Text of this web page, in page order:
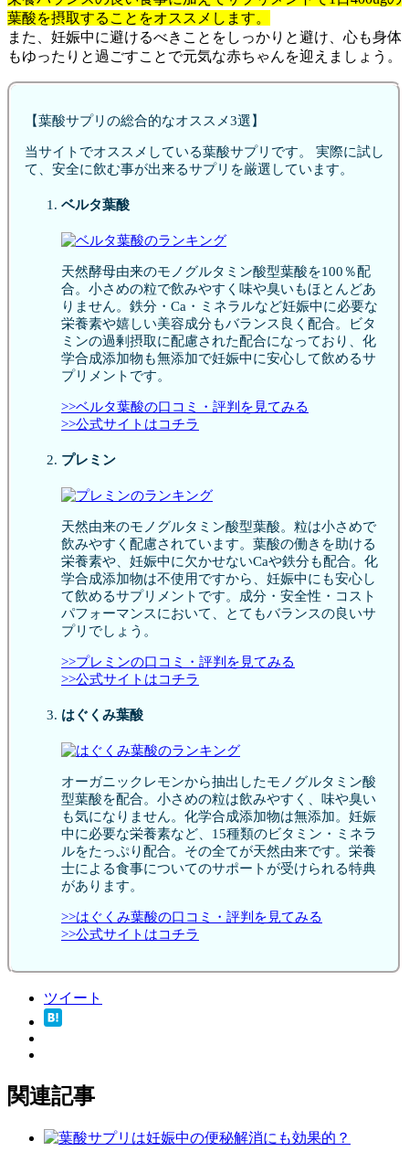
葉酸を摂取することをオススメします。
また、妊娠中に避けるべきことをしっかりと避け、心も身体
もゆったりと過ごすことで元気な赤ちゃんを迎えましょう。
【葉酸サプリの総合的なオススメ3選】
当サイトでオススメしている葉酸サプリです。 実際に試し
て、安全に飲む事が出来るサプリを厳選しています。
ベルタ葉酸
天然酵母由来のモノグルタミン酸型葉酸を100％配
合。小さめの粒で飲みやすく味や臭いもほとんどあ
りません。鉄分・Ca・ミネラルなど妊娠中に必要な
栄養素や嬉しい美容成分もバランス良く配合。ビタ
ミンの過剰摂取に配慮された配合になっており、化
学合成添加物も無添加で妊娠中に安心して飲めるサ
プリメントです。
>>ベルタ葉酸の口コミ・評判を見てみる
>>公式サイトはコチラ
プレミン
天然由来のモノグルタミン酸型葉酸。粒は小さめで
飲みやすく配慮されています。葉酸の働きを助ける
栄養素や、妊娠中に欠かせないCaや鉄分も配合。化
学合成添加物は不使用ですから、妊娠中にも安心し
て飲めるサプリメントです。成分・安全性・コスト
パフォーマンスにおいて、とてもバランスの良いサ
プリでしょう。
>>プレミンの口コミ・評判を見てみる
>>公式サイトはコチラ
はぐくみ葉酸
オーガニックレモンから抽出したモノグルタミン酸
型葉酸を配合。小さめの粒は飲みやすく、味や臭い
も気になりません。化学合成添加物は無添加。妊娠
中に必要な栄養素など、15種類のビタミン・ミネラ
ルをたっぷり配合。その全てが天然由来です。栄養
士による食事についてのサポートが受けられる特典
があります。
>>はぐくみ葉酸の口コミ・評判を見てみる
>>公式サイトはコチラ
ツイート
関連記事